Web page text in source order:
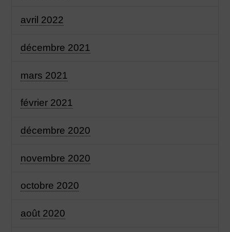
avril 2022
décembre 2021
mars 2021
février 2021
décembre 2020
novembre 2020
octobre 2020
août 2020